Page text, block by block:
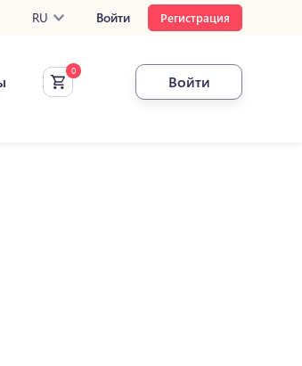
RU Войти Регистрация
Войти